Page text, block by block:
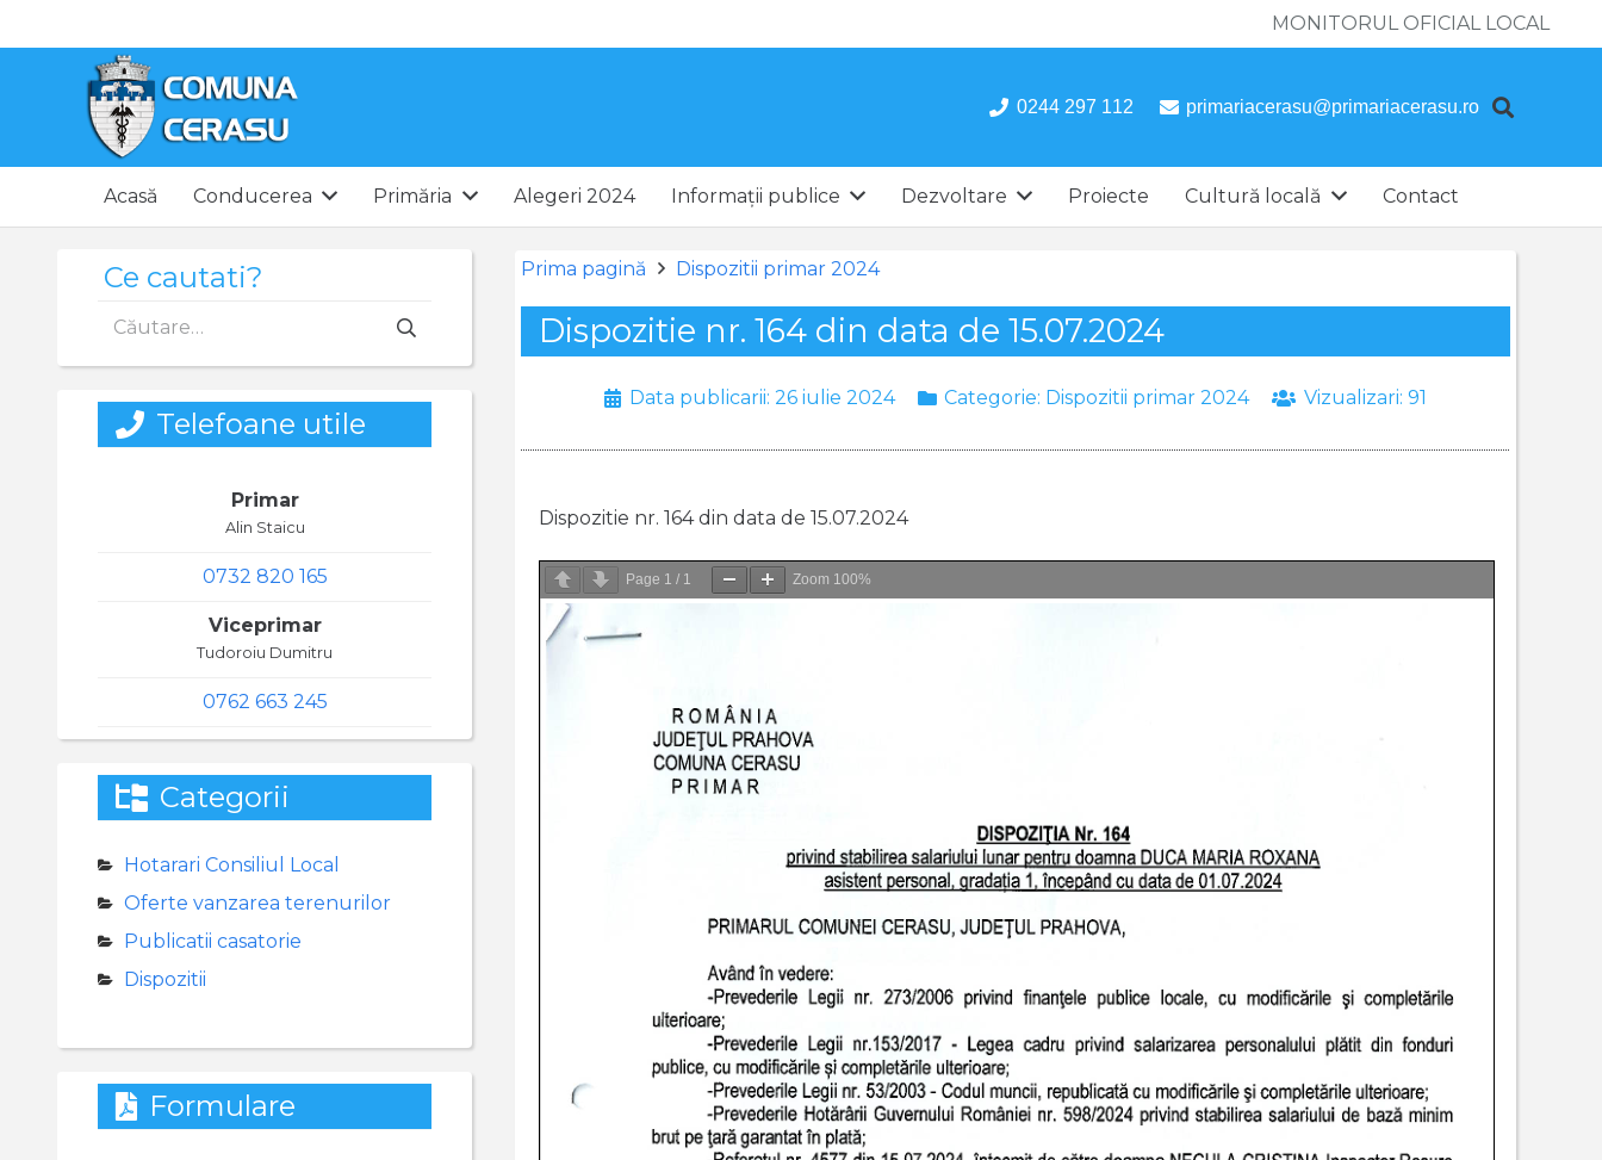
MONITORUL OFICIAL LOCAL
0244 297 112 primariacerasu@primariacerasu.ro
Acasă Conducerea Primăria Alegeri 2024 Informații publice Dezvoltare Proiecte Cultură locală Contact
Prima pagină Dispozitii primar 2024
Dispozitie nr. 164 din data de 15.07.2024
Data publicarii: 26 iulie 2024 Categorie: Dispozitii primar 2024 Vizualizari: 91
Dispozitie nr. 164 din data de 15.07.2024
Page 1 / 1 Zoom 100%
Ce cautati?
după:
Telefoane utile
Primar
Alin Staicu
0732 820 165
Viceprimar
Tudoroiu Dumitru
0762 663 245
Categorii
Hotarari Consiliul Local
Oferte vanzarea terenurilor
Publicatii casatorie
Dispozitii
Formulare